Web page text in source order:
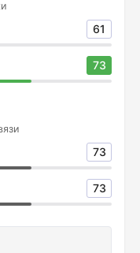
61
73
73
73